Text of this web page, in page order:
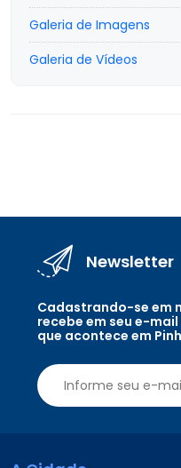
Galeria de Imagens
Galeria de Vídeos
Newsletter
Cadastrando-se em
recebe em seu e-
que acontece em